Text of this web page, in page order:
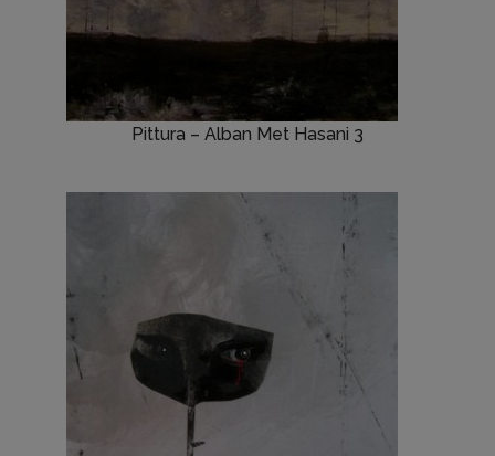
Pittura – Alban Met Hasani 3